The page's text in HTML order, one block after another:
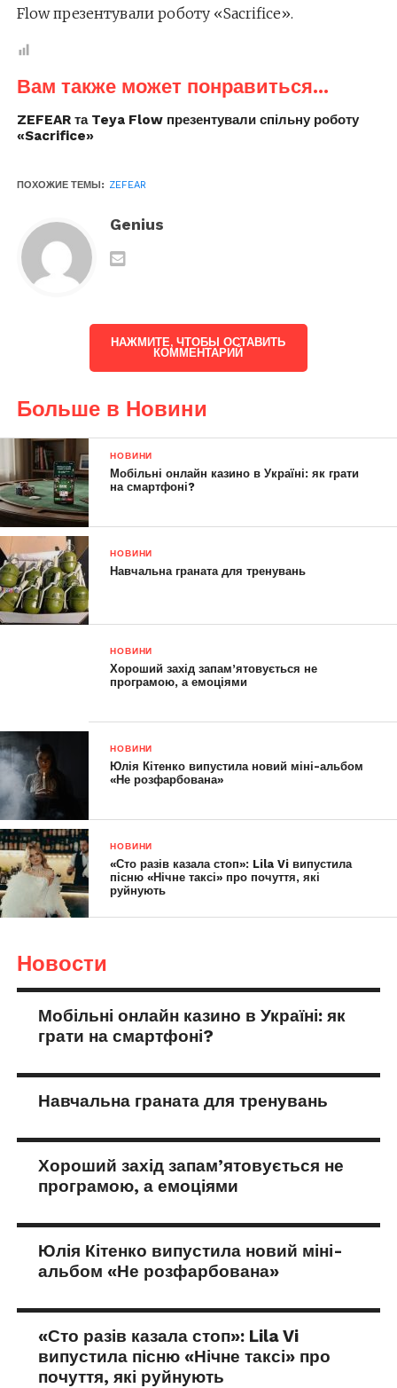
Flow презентували роботу «Sacrifice».
Вам также может понравиться...
ZEFEAR та Teya Flow презентували спільну роботу
«Sacrifice»
ПОХОЖИЕ ТЕМЫ: ZEFEAR
Genius
НАЖМИТЕ, ЧТОБЫ ОСТАВИТЬ
КОММЕНТАРИЙ
Больше в Новини
НОВИНИ
Мобільні онлайн казино в Україні: як грати
на смартфоні?
НОВИНИ
Навчальна граната для тренувань
НОВИНИ
Хороший захід запам’ятовується не
програмою, а емоціями
НОВИНИ
Юлія Кітенко випустила новий міні-альбом
«Не розфарбована»
НОВИНИ
«Сто разів казала стоп»: Lila Vi випустила
пісню «Нічне таксі» про почуття, які
руйнують
Новости
Мобільні онлайн казино в Україні: як
грати на смартфоні?
Навчальна граната для тренувань
Хороший захід запам’ятовується не
програмою, а емоціями
Юлія Кітенко випустила новий міні-
альбом «Не розфарбована»
«Сто разів казала стоп»: Lila Vi
випустила пісню «Нічне таксі» про
почуття, які руйнують